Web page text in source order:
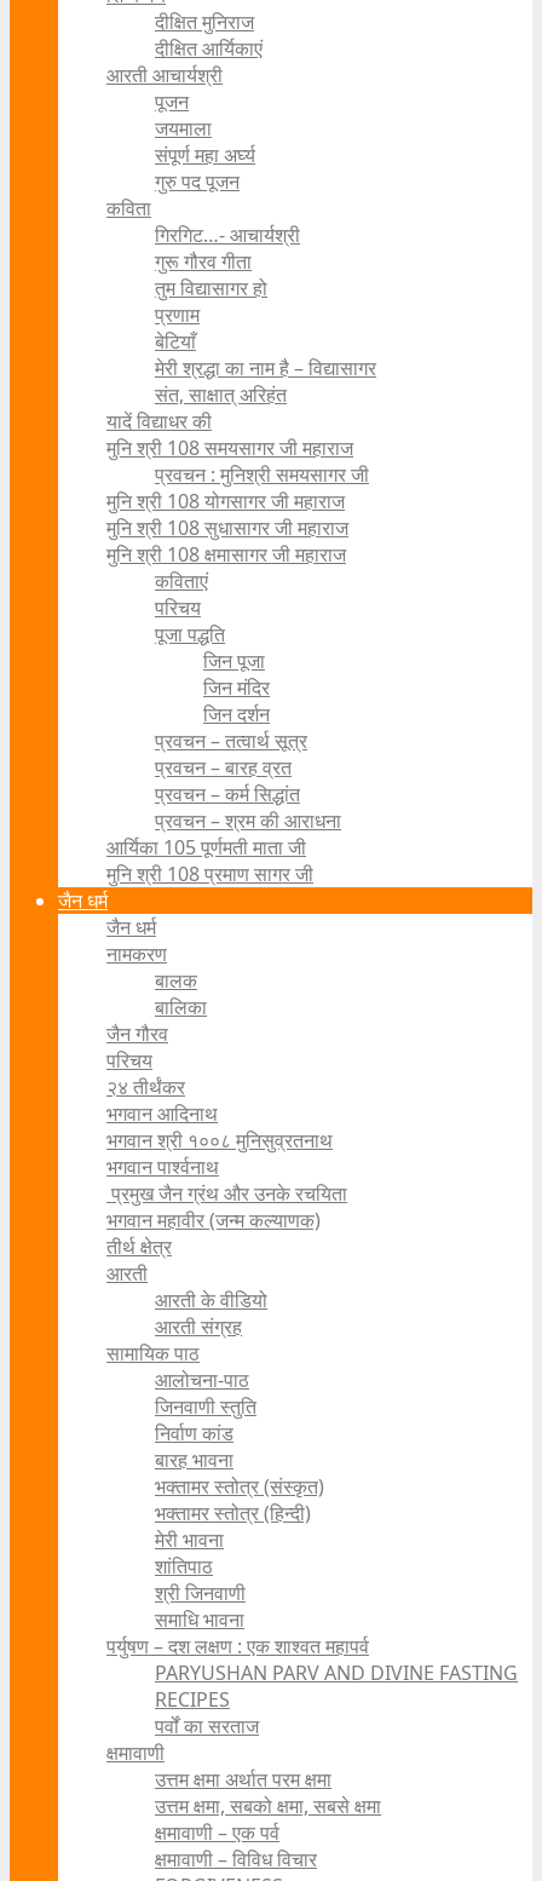
दीक्षित मुनिराज
दीक्षित आर्यिकाएं
आरती आचार्यश्री
पूजन
जयमाला
संपूर्ण महा अर्घ्य
गुरु पद पूजन
कविता
गिरगिट…- आचार्यश्री
गुरू गौरव गीता
तुम विद्यासागर हो
प्रणाम
बेटियाँ
मेरी श्रद्धा का नाम है – विद्यासागर
संत, साक्षात् अरिहंत
यादें विद्याधर की
मुनि श्री 108 समयसागर जी महाराज
प्रवचन : मुनिश्री समयसागर जी
मुनि श्री 108 योगसागर जी महाराज
मुनि श्री 108 सुधासागर जी महाराज
मुनि श्री 108 क्षमासागर जी महाराज
कविताएं
परिचय
पूजा पद्धति
जिन पूजा
जिन मंदिर
जिन दर्शन
प्रवचन – तत्वार्थ सूत्र
प्रवचन – बारह व्रत
प्रवचन – कर्म सिद्धांत
प्रवचन – श्रम की आराधना
आर्यिका 105 पूर्णमती माता जी
मुनि श्री 108 प्रमाण सागर जी
जैन धर्म
जैन धर्म
नामकरण
बालक
बालिका
जैन गौरव
परिचय
२४ तीर्थंकर
भगवान आदिनाथ
भगवान श्री १००८ मुनिसुव्रतनाथ
भगवान पार्श्वनाथ
प्रमुख जैन ग्रंथ और उनके रचयिता
भगवान महावीर (जन्म कल्याणक)
तीर्थ क्षेत्र
आरती
आरती के वीडियो
आरती संग्रह
सामायिक पाठ
आलोचना-पाठ
जिनवाणी स्तुति
निर्वाण कांड
बारह भावना
भक्तामर स्तोत्र (संस्कृत)
भक्तामर स्तोत्र (हिन्दी)
मेरी भावना
शांतिपाठ
श्री जिनवाणी
समाधि भावना
पर्युषण – दश लक्षण : एक शाश्वत महापर्व
PARYUSHAN PARV AND DIVINE FASTING
RECIPES
पर्वों का सरताज
क्षमावाणी
उत्तम क्षमा अर्थात परम क्षमा
उत्तम क्षमा, सबको क्षमा, सबसे क्षमा
क्षमावाणी – एक पर्व
क्षमावाणी – विविध विचार